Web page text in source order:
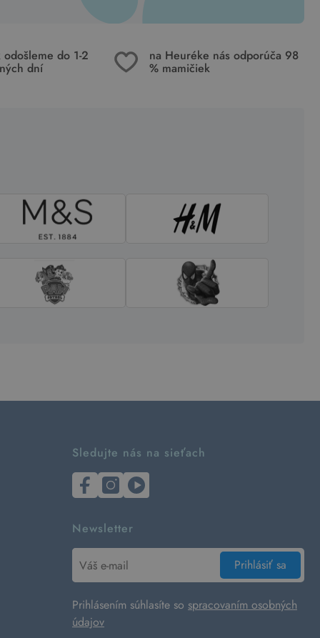
do 1-2
dní
na Heuréke nás odporúča 98
% mamičiek
Sledujte nás na sieťach
Newsletter
Prihlásiť sa
Prihlásením súhlasíte so spracovaním osobných
údajov